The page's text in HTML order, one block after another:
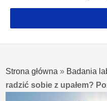
Strona główna » Badania
radzić sobie z upałem?